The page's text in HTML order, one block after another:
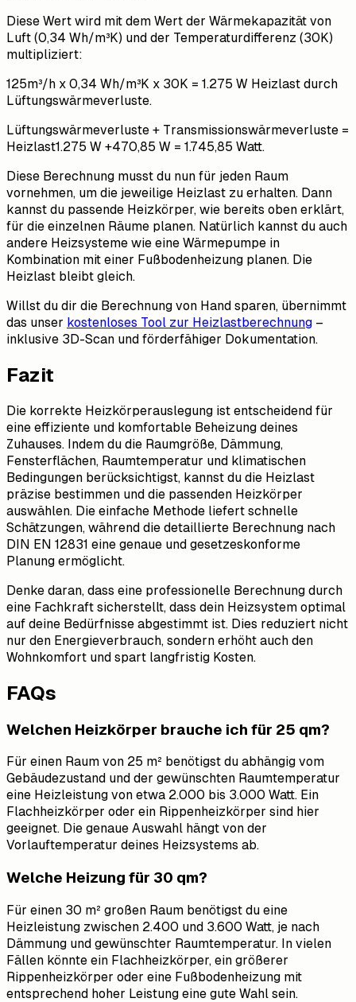
Diese Wert wird mit dem Wert der Wärmekapazität von
Luft (0,34 Wh/m³K) und der Temperaturdifferenz (30K)
multipliziert:
125m³/h x 0,34 Wh/m³K x 30K = 1.275 W Heizlast durch
Lüftungswärmeverluste.
Lüftungswärmeverluste + Transmissionswärmeverluste =
Heizlast1.275 W +470,85 W = 1.745,85 Watt.
Diese Berechnung musst du nun für jeden Raum
vornehmen, um die jeweilige Heizlast zu erhalten. Dann
kannst du passende Heizkörper, wie bereits oben erklärt,
für die einzelnen Räume planen. Natürlich kannst du auch
andere Heizsysteme wie eine Wärmepumpe in
Kombination mit einer Fußbodenheizung planen. Die
Heizlast bleibt gleich.
Willst du dir die Berechnung von Hand sparen, übernimmt
das unser kostenloses Tool zur Heizlastberechnung –
inklusive 3D-Scan und förderfähiger Dokumentation.
Fazit
Die korrekte Heizkörperauslegung ist entscheidend für
eine effiziente und komfortable Beheizung deines
Zuhauses. Indem du die Raumgröße, Dämmung,
Fensterflächen, Raumtemperatur und klimatischen
Bedingungen berücksichtigst, kannst du die Heizlast
präzise bestimmen und die passenden Heizkörper
auswählen. Die einfache Methode liefert schnelle
Schätzungen, während die detaillierte Berechnung nach
DIN EN 12831 eine genaue und gesetzeskonforme
Planung ermöglicht.
Denke daran, dass eine professionelle Berechnung durch
eine Fachkraft sicherstellt, dass dein Heizsystem optimal
auf deine Bedürfnisse abgestimmt ist. Dies reduziert nicht
nur den Energieverbrauch, sondern erhöht auch den
Wohnkomfort und spart langfristig Kosten.
FAQs
Welchen Heizkörper brauche ich für 25 qm?
Für einen Raum von 25 m² benötigst du abhängig vom
Gebäudezustand und der gewünschten Raumtemperatur
eine Heizleistung von etwa 2.000 bis 3.000 Watt. Ein
Flachheizkörper oder ein Rippenheizkörper sind hier
geeignet. Die genaue Auswahl hängt von der
Vorlauftemperatur deines Heizsystems ab.
Welche Heizung für 30 qm?
Für einen 30 m² großen Raum benötigst du eine
Heizleistung zwischen 2.400 und 3.600 Watt, je nach
Dämmung und gewünschter Raumtemperatur. In vielen
Fällen könnte ein Flachheizkörper, ein größerer
Rippenheizkörper oder eine Fußbodenheizung mit
entsprechend hoher Leistung eine gute Wahl sein.